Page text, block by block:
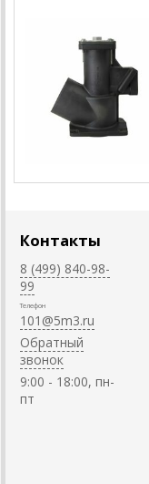
Контакты
8 (499) 840-98-
99
Телефон
101@5m3.ru
Обратный
звонок
9:00 - 18:00, пн-
пт